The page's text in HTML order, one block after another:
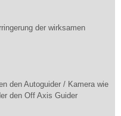
der wirksamen
den Autoguider / Kamera wie
den Off Axis Guider